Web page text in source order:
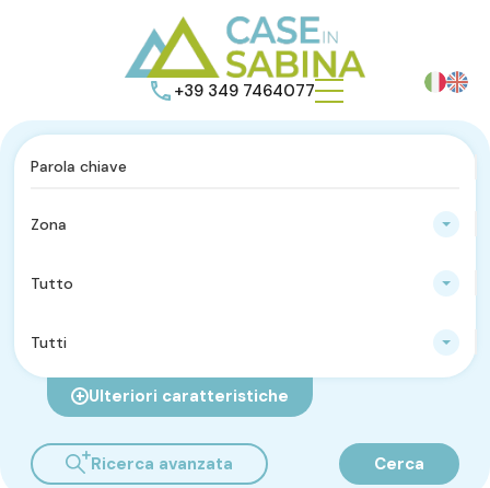
+39 349 7464077
Zona
Tutto
Tutti
Ulteriori caratteristiche
Ricerca avanzata Cerca